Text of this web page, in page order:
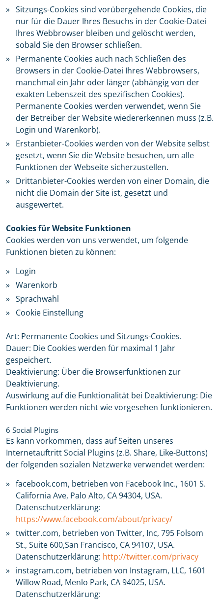
Sitzungs-Cookies sind vorübergehende Cookies, die
nur für die Dauer Ihres Besuchs in der Cookie-Datei
Ihres Webbrowser bleiben und gelöscht werden,
sobald Sie den Browser schließen.
Permanente Cookies auch nach Schließen des
Browsers in der Cookie-Datei Ihres Webbrowsers,
manchmal ein Jahr oder länger (abhängig von der
exakten Lebenszeit des spezifischen Cookies).
Permanente Cookies werden verwendet, wenn Sie
der Betreiber der Website wiedererkennen muss (z.B.
Login und Warenkorb).
Erstanbieter-Cookies werden von der Website selbst
gesetzt, wenn Sie die Website besuchen, um alle
Funktionen der Webseite sicherzustellen.
Drittanbieter-Cookies werden von einer Domain, die
nicht die Domain der Site ist, gesetzt und
ausgewertet.
Cookies für Website Funktionen
Cookies werden von uns verwendet, um folgende
Funktionen bieten zu können:
Login
Warenkorb
Sprachwahl
Cookie Einstellung
Art: Permanente Cookies und Sitzungs-Cookies.
Dauer: Die Cookies werden für maximal 1 Jahr
gespeichert.
Deaktivierung: Über die Browserfunktionen zur
Deaktivierung.
Auswirkung auf die Funktionalität bei Deaktivierung: Die
Funktionen werden nicht wie vorgesehen funktionieren.
6 Social Plugins
Es kann vorkommen, dass auf Seiten unseres
Internetauftritt Social Plugins (z.B. Share, Like-Buttons)
der folgenden sozialen Netzwerke verwendet werden:
facebook.com, betrieben von Facebook Inc., 1601 S.
California Ave, Palo Alto, CA 94304, USA.
Datenschutzerklärung:
https://www.facebook.com/about/privacy/
twitter.com, betrieben von Twitter, Inc, 795 Folsom
St., Suite 600,San Francisco, CA 94107, USA.
Datenschutzerklärung: http://twitter.com/privacy
instagram.com, betrieben von Instagram, LLC, 1601
Willow Road, Menlo Park, CA 94025, USA.
Datenschutzerklärung: